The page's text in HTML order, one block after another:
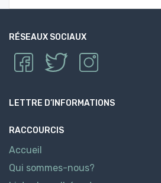
RÉSEAUX SOCIAUX
LETTRE D’INFORMATIONS
RACCOURCIS
Accueil
Qui sommes-nous?